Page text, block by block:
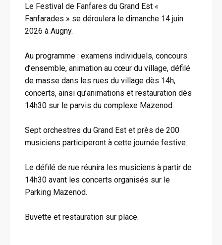
Le Festival de Fanfares du Grand Est «
Fanfarades » se déroulera le dimanche 14 juin
2026 à Augny.
Au programme : examens individuels, concours
d’ensemble, animation au cœur du village, défilé
de masse dans les rues du village dès 14h,
concerts, ainsi qu’animations et restauration dès
14h30 sur le parvis du complexe Mazenod.
Sept orchestres du Grand Est et près de 200
musiciens participeront à cette journée festive.
Le défilé de rue réunira les musiciens à partir de
14h30 avant les concerts organisés sur le
Parking Mazenod.
Buvette et restauration sur place.